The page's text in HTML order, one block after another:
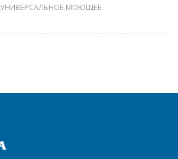
УНИВЕРСАЛЬНОЕ МОЮЩЕЕ